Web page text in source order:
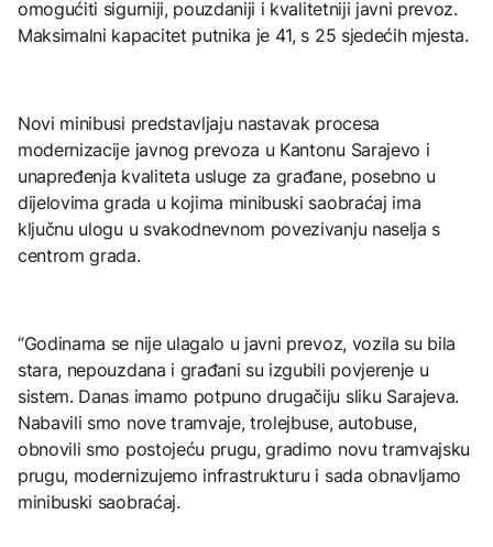
omogućiti sigurniji, pouzdaniji i kvalitetniji javni prevoz.
Maksimalni kapacitet putnika je 41, s 25 sjedećih mjesta.
Novi minibusi predstavljaju nastavak procesa
modernizacije javnog prevoza u Kantonu Sarajevo i
unapređenja kvaliteta usluge za građane, posebno u
dijelovima grada u kojima minibuski saobraćaj ima
ključnu ulogu u svakodnevnom povezivanju naselja s
centrom grada.
“Godinama se nije ulagalo u javni prevoz, vozila su bila
stara, nepouzdana i građani su izgubili povjerenje u
sistem. Danas imamo potpuno drugačiju sliku Sarajeva.
Nabavili smo nove tramvaje, trolejbuse, autobuse,
obnovili smo postojeću prugu, gradimo novu tramvajsku
prugu, modernizujemo infrastrukturu i sada obnavljamo
minibuski saobraćaj.